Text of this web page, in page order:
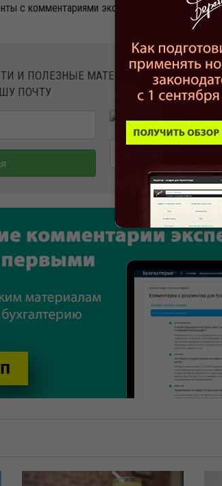
с комментариями экспертов.
Подписаться
И ПОЛЕЗНЫЕ МАТЕРИАЛЫ
ПОЧТУ